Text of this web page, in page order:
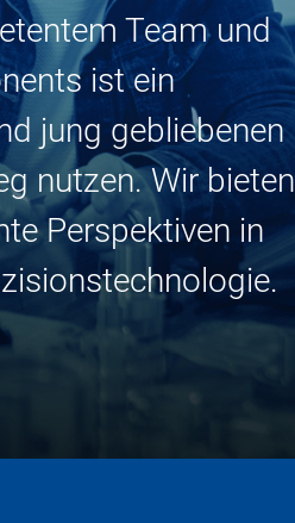
Team und
ist ein
jung gebliebenen
nutzen. Wir bieten
Perspektiven in